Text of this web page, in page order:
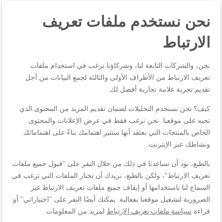
المراجعات
اكتب مراجعتك الخاصة
أنت تراجع:
Easy Cook & Clean, Saucepan, 14 cm, Non-stick coating,
B5542702
الجودة
وصف المنتج
مواصفات المنتجات
نحن نستخدم ملفات تعريف
الارتباط
نحن، والشركات التابعة لنا، وشركاؤنا نرغب في استخدام ملفات
تعريف الارتباط من الأطراف الأولى والثالثة لجمع البيانات من أجل
تقديم تجربة علامة تجارية أفضل لك.
كيف؟ نحن نستخدم التحليلات لضمان تقديم المزيد من المحتوى الذي
تحبه على موقعنا. نحن نرغب فقط في عرض الإعلانات والمحتوى
الخاص بالمنتجات التي نعتقد أنها ستثير اهتمامك بناءً على اهتماماتك
ونشاطك عبر الإنترنت.
بالطبع، نود أن تساعدنا في ذلك من خلال النقر على "قبول جميع ملفات
تعريف الارتباط"، ولكن بالطبع، نريدك أن تختار الملفات التي ترغب في
السماح لنا باستخدامها أو إيقاف جميع ملفات تعريف الارتباط غير
الضرورية لتشغيل موقعنا بفعالية. يمكنك أيضًا النقر على "اختياراتي" أو
قراءة سياسة ملفات تعريف الارتباط لمزيد من المعلومات.